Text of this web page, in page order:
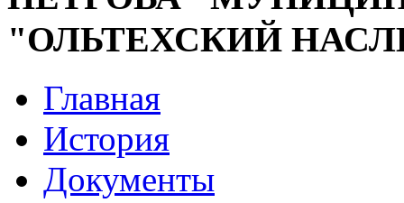
"ОЛЬТЕХСКИЙ
Главная
История
Документы